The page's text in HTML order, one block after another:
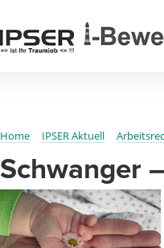
Home IPSER Aktuell
Schwanger